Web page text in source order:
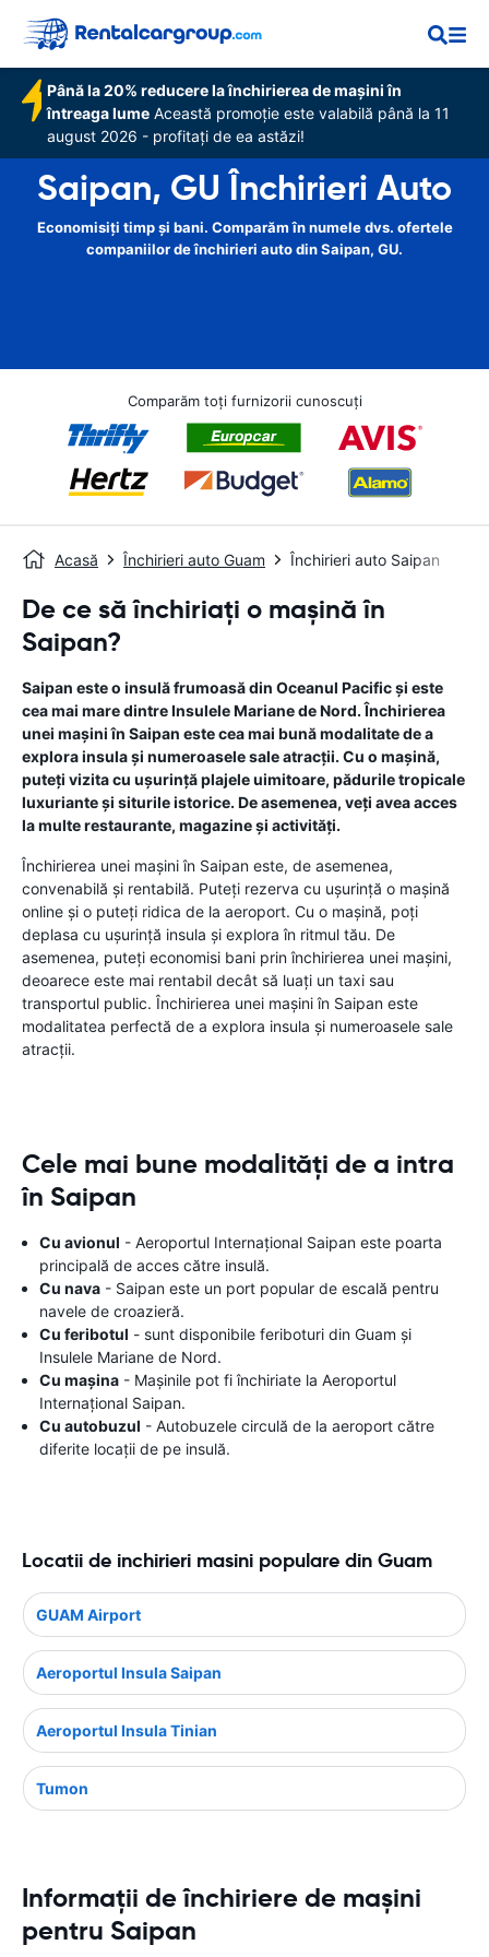
Până la 20% reducere la închirierea de mașini în
întreaga lume Această promoție este valabilă până la 11
august 2026 - profitați de ea astăzi!
Saipan, GU Închirieri Auto
Economisiți timp și bani. Comparăm în numele dvs. ofertele
companiilor de închirieri auto din Saipan, GU.
Comparăm toți furnizorii cunoscuți
Acasă Închirieri auto Guam Închirieri auto Saipan
De ce să închiriați o mașină în
Saipan?
Saipan este o insulă frumoasă din Oceanul Pacific și este
cea mai mare dintre Insulele Mariane de Nord. Închirierea
unei mașini în Saipan este cea mai bună modalitate de a
explora insula și numeroasele sale atracții. Cu o mașină,
puteți vizita cu ușurință plajele uimitoare, pădurile tropicale
luxuriante și siturile istorice. De asemenea, veți avea acces
la multe restaurante, magazine și activități.
Închirierea unei mașini în Saipan este, de asemenea,
convenabilă și rentabilă. Puteți rezerva cu ușurință o mașină
online și o puteți ridica de la aeroport. Cu o mașină, poți
deplasa cu ușurință insula și explora în ritmul tău. De
asemenea, puteți economisi bani prin închirierea unei mașini,
deoarece este mai rentabil decât să luați un taxi sau
transportul public. Închirierea unei mașini în Saipan este
modalitatea perfectă de a explora insula și numeroasele sale
atracții.
Cele mai bune modalități de a intra
în Saipan
Cu avionul - Aeroportul Internațional Saipan este poarta
principală de acces către insulă.
Cu nava - Saipan este un port popular de escală pentru
navele de croazieră.
Cu feribotul - sunt disponibile feriboturi din Guam și
Insulele Mariane de Nord.
Cu mașina - Mașinile pot fi închiriate la Aeroportul
Internațional Saipan.
Cu autobuzul - Autobuzele circulă de la aeroport către
diferite locații de pe insulă.
Locatii de inchirieri masini populare din Guam
GUAM Airport
Aeroportul Insula Saipan
Aeroportul Insula Tinian
Tumon
Informații de închiriere de mașini
pentru Saipan